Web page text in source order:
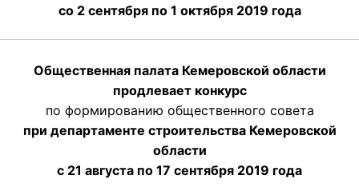
со 2 сентября по 1 октября 2019 года
Общественная палата Кемеровской области
продлевает конкурс
по формированию общественного совета
при департаменте строительства Кемеровской
области
с 21 августа по 17 сентября 2019 года